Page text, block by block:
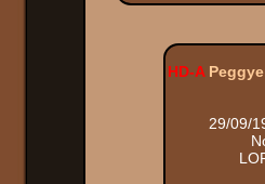
HD-A
29/09/